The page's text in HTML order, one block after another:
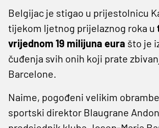
Belgijac je stigao u prijestolnicu
tijekom ljetnog prijelaznog roka u
vrijednom 19 milijuna eura što je
čuđenja svih onih koji prate
Barcelone.
Naime, pogođeni velikim
sportski direktor Blaugrane